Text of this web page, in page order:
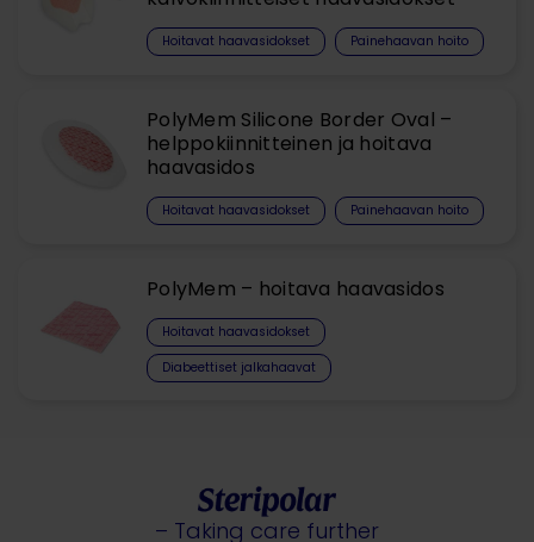
Hoitavat haavasidokset​ Painehaavan hoito
PolyMem Silicone Border Oval –
helppokiinnitteinen ja hoitava
haavasidos
Hoitavat haavasidokset​ Painehaavan hoito
PolyMem – hoitava haavasidos
Hoitavat haavasidokset​
Diabeettiset jalkahaavat
– Taking care further